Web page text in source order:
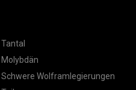
Tantal
Molybdän
Schwere Wolframlegierungen